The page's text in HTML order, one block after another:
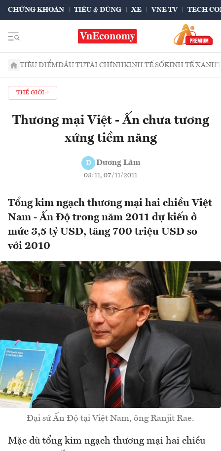
CHỨNG KHOÁN TIÊU & DÙNG XE VNE TV TECH
TIÊU ĐIỂMĐẦU TƯTÀI CHÍNHKINH TẾ SỐKINH TẾ XANH
THẾ GIỚI
Thương mại Việt - Ấn chưa tương
xứng tiềm năng
D Dương Lâm
03:11, 07/11/2011
Tổng kim ngạch thương mại hai chiều Việt
Nam - Ấn Độ trong năm 2011 dự kiến ở
mức 3,5 tỷ USD, tăng 700 triệu USD so
với 2010
Đại sứ Ấn Độ tại Việt Nam, ông Ranjit Rae.
Mặc dù tổng kim ngạch thương mại hai chiều